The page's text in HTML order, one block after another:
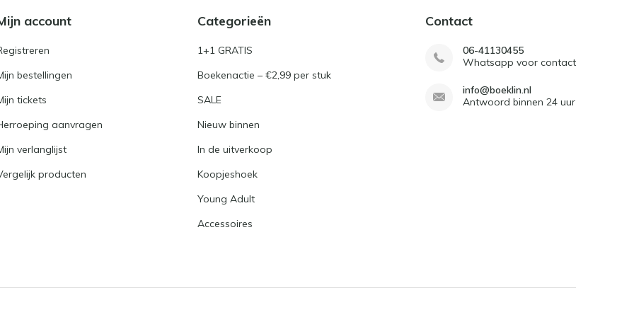
account
bestellingen
tickets
aanvragen
verlanglijst
producten
Categorieën
1+1 GRATIS
Boekenactie – €2,99 per stuk
SALE
Nieuw binnen
In de uitverkoop
Koopjeshoek
Young Adult
Accessoires
Contact
06-41130455
Whatsapp voor contact
info@boeklin.nl
Antwoord binnen 24 uur